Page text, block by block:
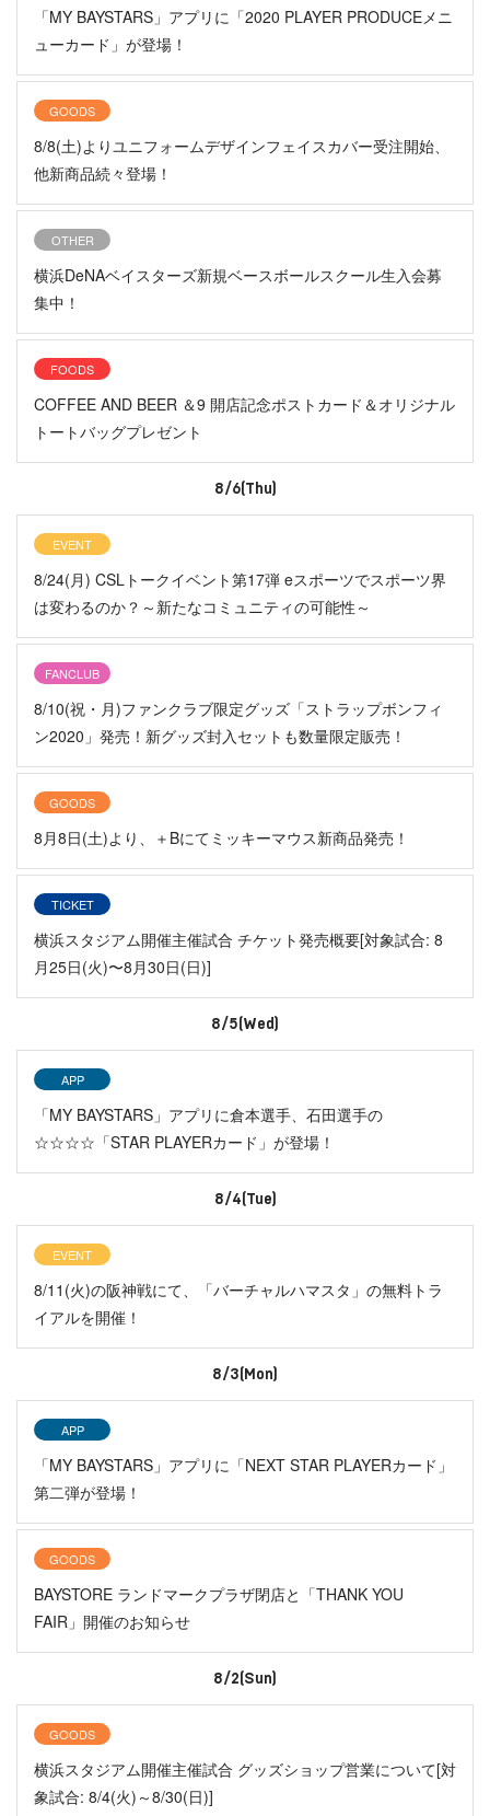
「MY BAYSTARS」アプリに「2020 PLAYER PRODUCEメニ
ューカード」が登場！
GOODS
8/8(土)よりユニフォームデザインフェイスカバー受注開始、
他新商品続々登場！
OTHER
横浜DeNAベイスターズ新規ベースボールスクール生入会募
集中！
FOODS
COFFEE AND BEER ＆9 開店記念ポストカード＆オリジナル
トートバッグプレゼント
8/6(Thu)
EVENT
8/24(月) CSLトークイベント第17弾 eスポーツでスポーツ界
は変わるのか？～新たなコミュニティの可能性～
FANCLUB
8/10(祝・月)ファンクラブ限定グッズ「ストラップボンフィ
ン2020」発売！新グッズ封入セットも数量限定販売！
GOODS
8月8日(土)より、＋Bにてミッキーマウス新商品発売！
TICKET
横浜スタジアム開催主催試合 チケット発売概要[対象試合: 8
月25日(火)〜8月30日(日)]
8/5(Wed)
APP
「MY BAYSTARS」アプリに倉本選手、石田選手の
☆☆☆☆「STAR PLAYERカード」が登場！
8/4(Tue)
EVENT
8/11(火)の阪神戦にて、「バーチャルハマスタ」の無料トラ
イアルを開催！
8/3(Mon)
APP
「MY BAYSTARS」アプリに「NEXT STAR PLAYERカード」
第二弾が登場！
GOODS
BAYSTORE ランドマークプラザ閉店と「THANK YOU
FAIR」開催のお知らせ
8/2(Sun)
GOODS
横浜スタジアム開催主催試合 グッズショップ営業について[対
象試合: 8/4(火)～8/30(日)]